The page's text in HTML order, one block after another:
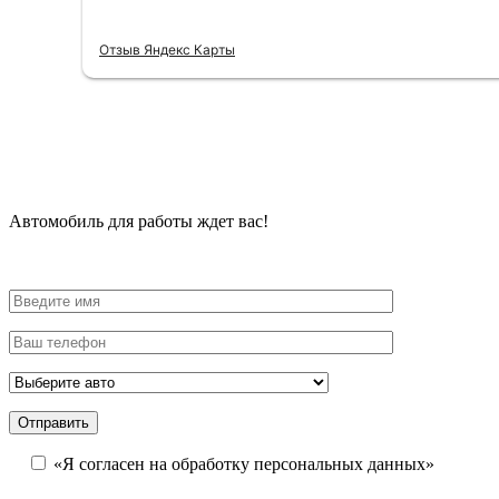
Отзыв Яндекс Карты
Автомобиль для работы ждет вас!
«Я согласен на обработку персональных данных»